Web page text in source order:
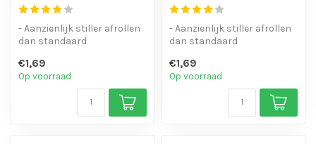
- Aanzienlijk stiller afrollen
dan standaard
- Goede kleefkrach...
€1,69
Op voorraad
- Aanzienlijk stiller afrollen
dan standaard
- Goede kleefkrach...
€1,69
Op voorraad